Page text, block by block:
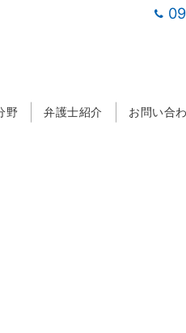
野 弁護士紹介 お問い合